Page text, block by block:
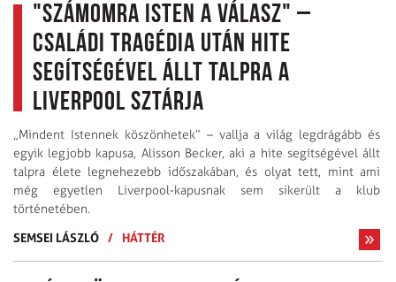
"Számomra Isten a válasz" –
családi tragédia után hite
segítségével állt talpra a
Liverpool sztárja
„Mindent Istennek köszönhetek” – vallja a világ legdrágább és
egyik legjobb kapusa, Alisson Becker, aki a hite segítségével állt
talpra élete legnehezebb időszakában, és olyat tett, mint ami
még egyetlen Liverpool-kapusnak sem sikerült a klub
történetében.
SEMSEI LÁSZLÓ / HÁTTÉR